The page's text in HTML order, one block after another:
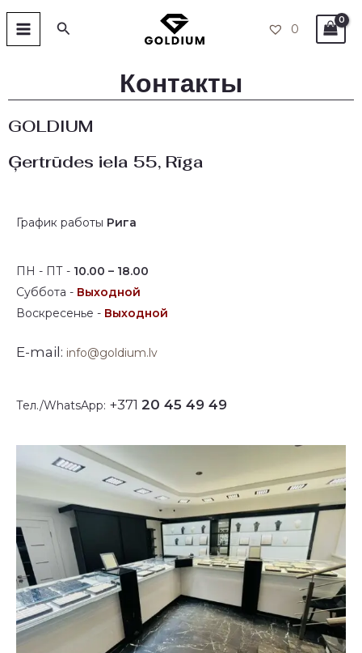
Перейти
ГЛАВНОЕ
СТРАНИЦА
Поиск 0
Контакты
GOLDIUM
Ģertrūdes iela 55, Rīga
График работы Рига
ПН - ПТ - 10.00 – 18.00
Суббота - Выходной
Воскресенье - Выходной
E-mail: info@goldium.lv
Тел./WhatsApp: +371 20 45 49 49